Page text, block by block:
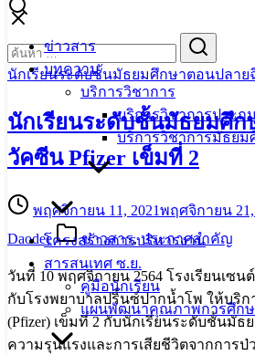
Skip
contentข่าวสาร
บทความ
บริการวิชาการ
บริการวิชาการประถ
บริการวิชาการมัธยม
โครงสร้างการบริหารงาน
สารสนเทศ ซ.ย.
คู่มือนักเรียน
แผนพัฒนาคุณภาพการศึกษา
Search
for:
นักเรียนระดับชั้นมัธยมศึกษาตอนปลาย
นักเรียนระดับชั้นมัธยมศึ
วัคซีน Pfizer เข็มที่ 2
พฤศจิกายน 11, 2021พฤศจิกายน 21,
Daodee
ข่าวสาร,ประกาศสำคัญ
วันที่ 10 พฤศจิกายน 2564 โรงเรียนเซ
กับโรงพยาบาลปริ้นซ์ปากน้ำโพ ให้บริก
(Pfizer) เข็มที่ 2 กับนักเรียนระดับชั้นมัธ
ความรุนแรงและการเสียชีวิตจากการป่